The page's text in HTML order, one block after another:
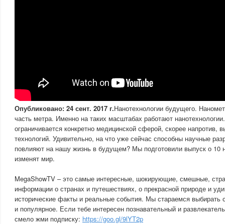
Опубликовано: 24 сент. 2017 г.Нанотехнологии будущего.
часть метра. Именно на таких масштабах работают
ограничивается конкретно медицинской сферой, скорее напротив,
технологий. Удивительно, на что уже сейчас способны научные
повлияют на нашу жизнь в будущем? Мы подготовили выпуск о 10
изменят мир.
MegaShowTV – это самые интересные, шокирующие, смешные,
информации о странах и путешествиях, о прекрасной природе и
исторические факты и реальные события. Мы стараемся выбирать
и популярное. Если тебе интересен познавательный и
смело жми подписку: https://goo.gl/9lYT2p